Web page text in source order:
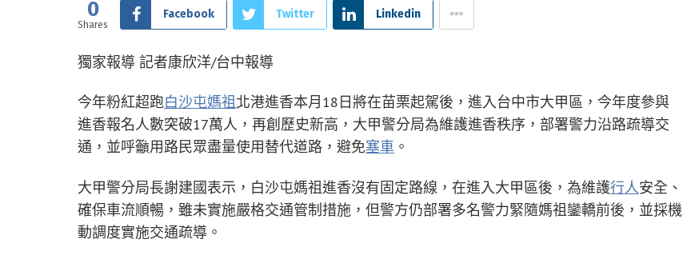
0
Shares
Facebook Twitter Linkedin
獨家報導 記者康欣洋/台中報導
今年粉紅超跑白沙屯媽祖北港進香本月18日將在苗栗起駕後，進入台中市大甲區，今年度參與
進香報名人數突破17萬人，再創歷史新高，大甲警分局為維護進香秩序，部署警力沿路疏導交
通，並呼籲用路民眾盡量使用替代道路，避免塞車 。
大甲警分局長謝建國表示，白沙屯媽祖進香沒有固定路線，在進入大甲區後，為維護行人安全、
確保車流順暢，雖未實施嚴格交通管制措施，但警方仍部署多名警力緊隨媽祖鑾轎前後，並採機
動調度實施交通疏導。